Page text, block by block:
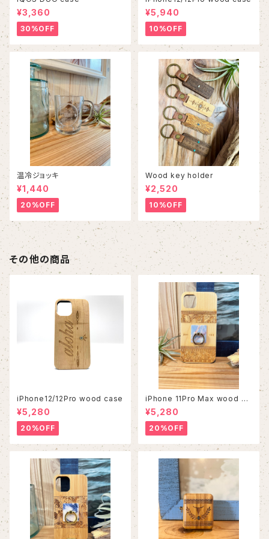
¥3,360
30%OFF
¥5,940
10%OFF
温冷ジョッキ
¥1,440
20%OFF
Wood key holder
¥2,520
10%OFF
その他の商品
iPhone12/12Pro wood case
¥5,280
20%OFF
iPhone 11Pro Max wood ca
se
¥5,280
20%OFF